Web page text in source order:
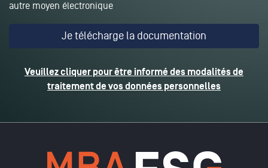
autre moyen électronique
Veuillez cliquer pour être informé des modalités de
traitement de vos données personnelles